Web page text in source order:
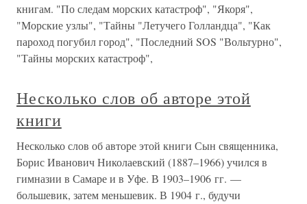
книгам. "По следам морских катастроф", "Якоря",
"Морские узлы", "Тайны "Летучего Голландца", "Как
пароход погубил город", "Последний SOS "Вольтурно",
"Тайны морских катастроф",
Несколько слов об авторе этой
книги
Несколько слов об авторе этой книги Сын священника,
Борис Иванович Николаевский (1887–1966) учился в
гимназии в Самаре и в Уфе. В 1903–1906 гг. —
большевик, затем меньшевик. В 1904 г., будучи